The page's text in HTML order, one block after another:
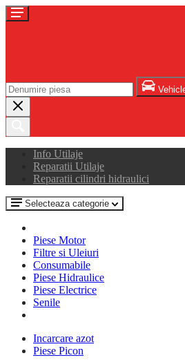
Info Utilaje
Reparatii Utilaje
Reparatii cilindri hidraulici
Selecteaza categorie
Piese Motor
Filtre si Uleiuri
Consumabile
Piese Hidraulice
Piese Electrice
Senile
Incarcare azot
Piese Picon